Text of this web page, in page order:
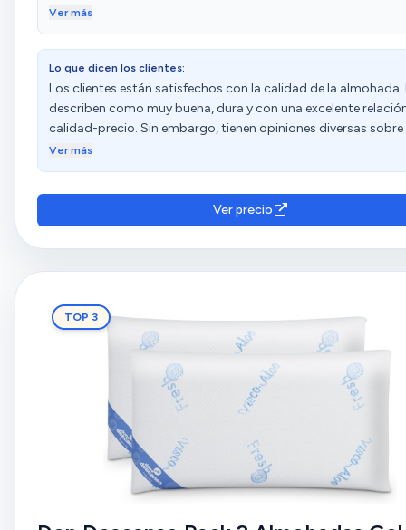
ablandarse un poco.
La almohada estuvo para usarla en pocas horas. Es lo mejor
altura propia entre el hombro y la cabeza. Es como estar de
sin hacer fuerza. La que ver con las almohadas de espuma.
comprar seguro. Llevo ya usándola una semana más o
Ver más
Lo que dicen los clientes:
Los clientes están satisfechos con la calidad de la almohada.
describen como muy buena, dura y con una excelente
calidad-precio. Sin embargo, tienen opiniones diversas sobre
dureza, comodidad, ergonomía, altura y flexibilidad.
Ver más
Ver precio
TOP 3